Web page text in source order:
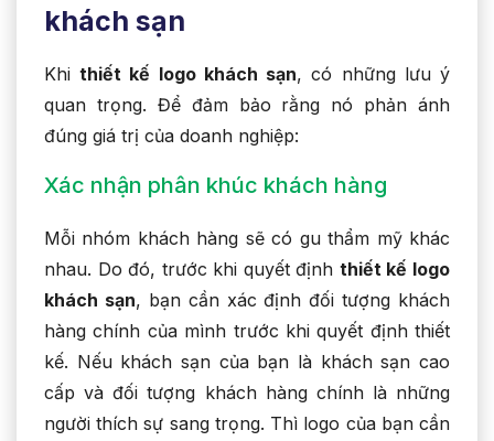
khách sạn
Khithiết kế logo khách sạn, có những lưu ý
quan trọng. Để đảm bảo rằng nó phản ánh
đúng giá trị của doanh nghiệp:
Xác nhận phân khúc khách hàng
Mỗi nhóm khách hàng sẽ có gu thẩm mỹ khác
nhau. Do đó, trước khi quyết định thiết kế logo
khách sạn, bạn cần xác định đối tượng khách
hàng chính của mình trước khi quyết định thiết
kế. Nếu khách sạn của bạn là khách sạn cao
cấp và đối tượng khách hàng chính là những
người thích sự sang trọng. Thì logo của bạn cần